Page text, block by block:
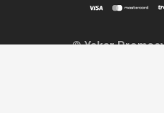
©Yakar